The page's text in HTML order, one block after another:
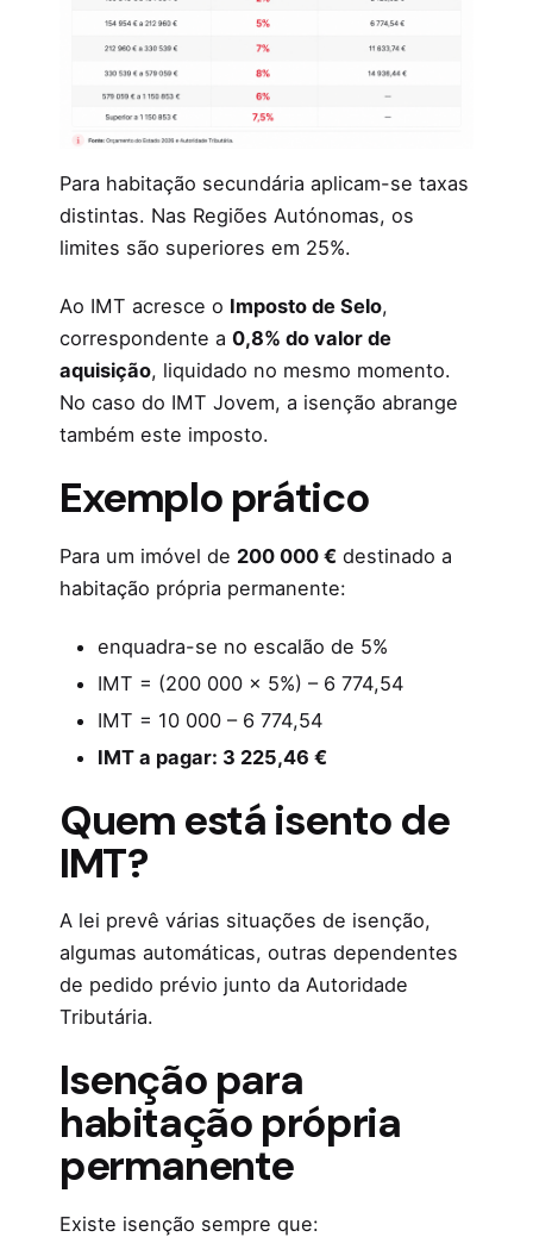
Para habitação secundária aplicam-se taxas
distintas. Nas Regiões Autónomas, os
limites são superiores em 25%.
Ao IMT acresce o Imposto de Selo,
correspondente a 0,8% do valor de
aquisição, liquidado no mesmo momento.
No caso do IMT Jovem, a isenção abrange
também este imposto.
Exemplo prático
Para um imóvel de 200 000 € destinado a
habitação própria permanente:
enquadra-se no escalão de 5%
IMT = (200 000 × 5%) – 6 774,54
IMT = 10 000 – 6 774,54
IMT a pagar: 3 225,46 €
Quem está isento de
IMT?
A lei prevê várias situações de isenção,
algumas automáticas, outras dependentes
de pedido prévio junto da Autoridade
Tributária.
Isenção para
habitação própria
permanente
Existe isenção sempre que: